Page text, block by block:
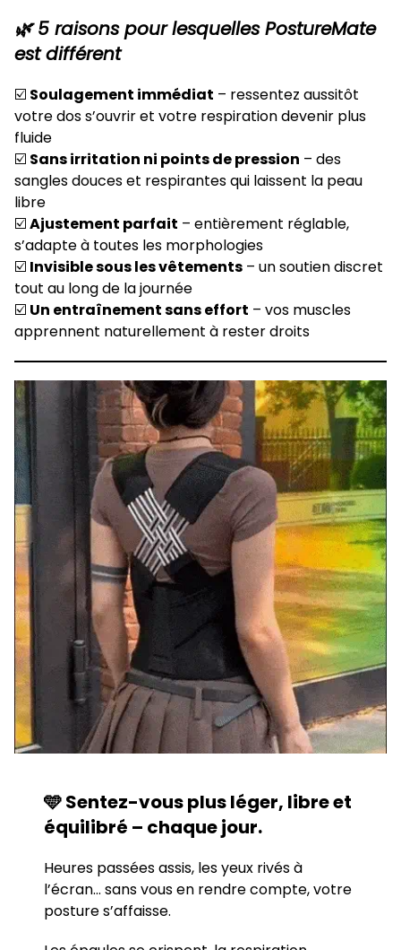
🌿 5 raisons pour lesquelles PostureMate
est différent
☑️ Soulagement immédiat – ressentez aussitôt
votre dos s’ouvrir et votre respiration devenir plus
fluide
☑️ Sans irritation ni points de pression – des
sangles douces et respirantes qui laissent la peau
libre
☑️Ajustement parfait – entièrement réglable,
s’adapte à toutes les morphologies
☑️ Invisible sous les vêtements – un soutien discret
tout au long de la journée
☑️ Un entraînement sans effort – vos muscles
apprennent naturellement à rester droits
🩵Sentez-vous plus léger, libre et
équilibré – chaque jour.
Heures passées assis, les yeux rivés à
l’écran… sans vous en rendre compte, votre
posture s’affaisse.